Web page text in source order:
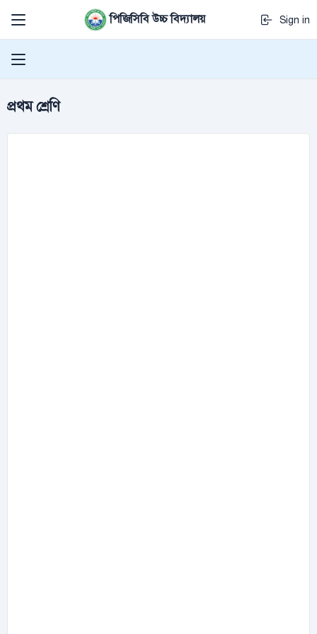
পিজিসিবি উচ্চ বিদ্যালয় Sign in
প্রথম শ্রেণি